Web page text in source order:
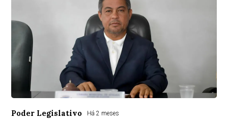
Poder Legislativo Há 2 meses